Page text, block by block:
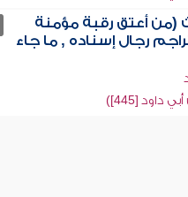
أعتق رقبة مؤمنة
رجال إسناده , ما جاء
[445])